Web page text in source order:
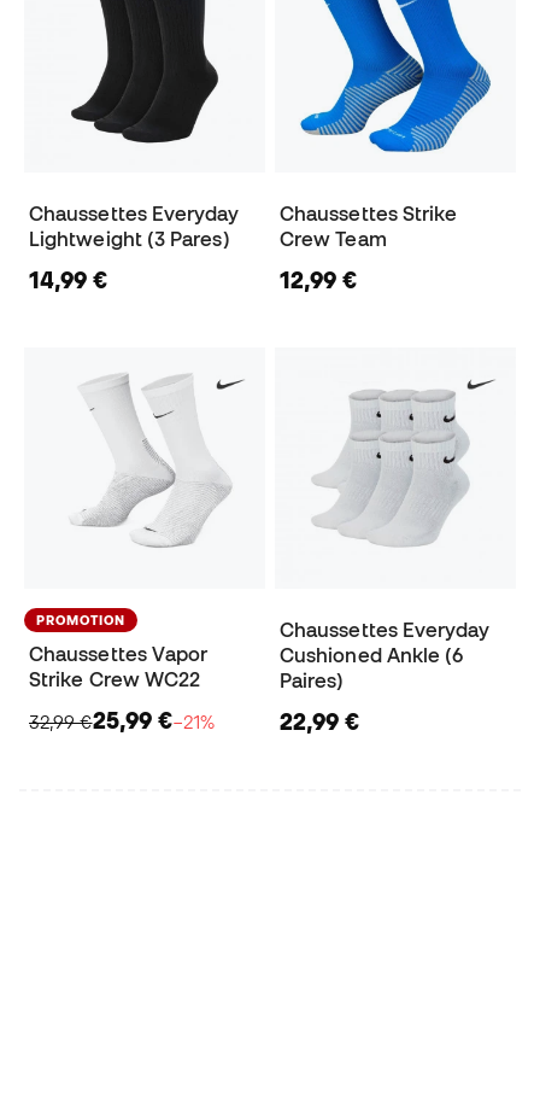
Chaussettes Everyday
Lightweight (3 Pares)
14,99 €
Chaussettes Strike
Crew Team
12,99 €
PROMOTION
Chaussettes Vapor
Strike Crew WC22
32,99 €25,99 €−21%
Chaussettes Everyday
Cushioned Ankle (6
Paires)
22,99 €